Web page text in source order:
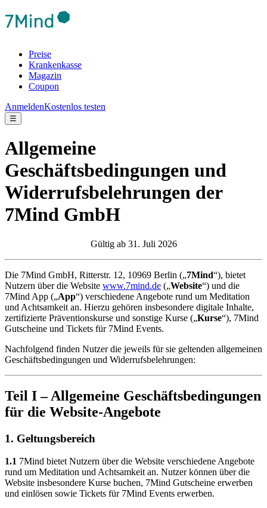
Preise
Krankenkasse
Magazin
Coupon
AnmeldenKostenlos testen
☰
Allgemeine
Geschäftsbedingungen und
Widerrufsbelehrungen der
7Mind GmbH
Gültig ab 31. Juli 2026
Die 7Mind GmbH, Ritterstr. 12, 10969 Berlin („7Mind“), bietet
Nutzern über die Website www.7mind.de („Website“) und die
7Mind App („App“) verschiedene Angebote rund um Meditation
und Achtsamkeit an. Hierzu gehören insbesondere digitale Inhalte,
zertifizierte Präventionskurse und sonstige Kurse („Kurse“), 7Mind
Gutscheine und Tickets für 7Mind Events.
Nachfolgend finden Nutzer die jeweils für sie geltenden allgemeinen
Geschäftsbedingungen und Widerrufsbelehrungen:
Teil I – Allgemeine Geschäftsbedingungen
für die Website-Angebote
1. Geltungsbereich
1.1 7Mind bietet Nutzern über die Website verschiedene Angebote
rund um Meditation und Achtsamkeit an. Nutzer können über die
Website insbesondere Kurse buchen, 7Mind Gutscheine erwerben
und einlösen sowie Tickets für 7Mind Events erwerben.